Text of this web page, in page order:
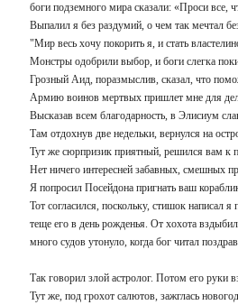
боги подземного мира сказали: «Проси все,
Выпалил я без раздумий, о чем так мечтал
"Мир весь хочу покорить я, и стать
Монстры одобрили выбор, и боги слегка
Грозный Аид, поразмыслив, сказал, что
Армию воинов мертвых пришлет мне для
Высказав всем благодарность, в Элисиум
Там отдохнув две недельки, вернулся на
Тут же сюрпризик приятный, решился вам к
Нет ничего интересней забавных, смешных
Я попросил Посейдона пригнать ваш
Тот согласился, поскольку, стишок написал
теще его в день рожденья. От хохота
много судов утонуло, когда бог читал
Так говорил злой астролог. Потом его руки
Тут же, под грохот салютов, зажглась